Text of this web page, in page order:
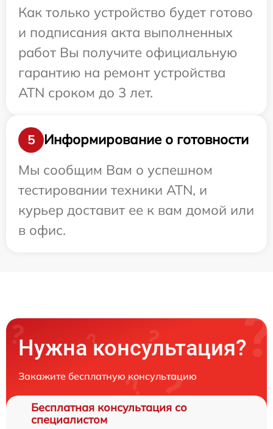
Как только устройство будет готово
и подписания акта выполненных
работ Вы получите официальную
гарантию на ремонт устройства
ATN сроком до 3 лет.
5
Информирование о готовности
Мы сообщим Вам о успешном
тестировании техники ATN, и
курьер доставит ее к вам домой или
в офис.
Нужна консультация?
Закажите бесплатную консультацию
Бесплатная консультация со
специалистом